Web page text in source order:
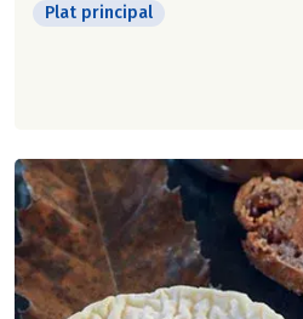
Plat principal